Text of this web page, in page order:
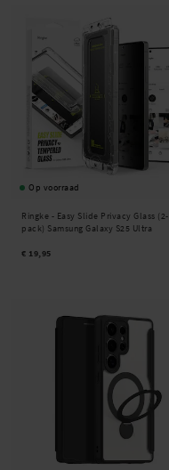
Op voorraad
Ringke - Easy Slide Privacy Glass (2-
pack) Samsung Galaxy S25 Ultra
€ 19,95